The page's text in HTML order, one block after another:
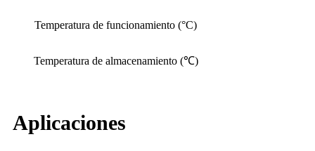
Temperatura de funcionamiento (°C)
Temperatura de almacenamiento (℃)
Aplicaciones